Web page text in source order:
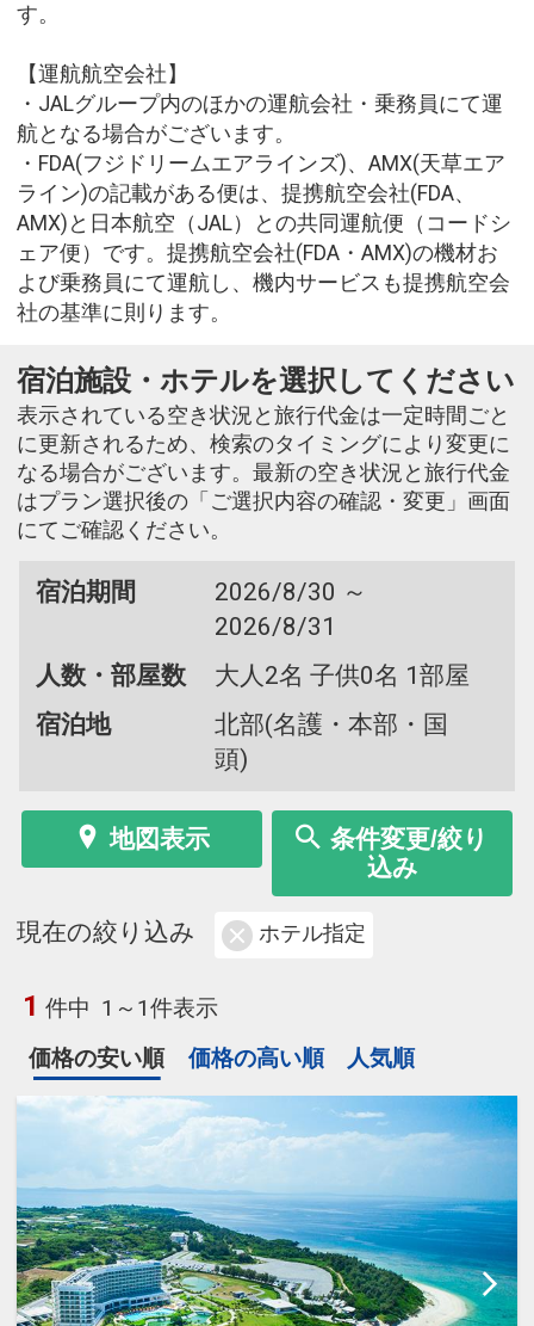
す。
【運航航空会社】
・JALグループ内のほかの運航会社・乗務員にて運
航となる場合がございます。
・FDA(フジドリームエアラインズ)、AMX(天草エア
ライン)の記載がある便は、提携航空会社(FDA、
AMX)と日本航空（JAL）との共同運航便（コードシ
ェア便）です。提携航空会社(FDA・AMX)の機材お
よび乗務員にて運航し、機内サービスも提携航空会
社の基準に則ります。
宿泊施設・ホテルを選択してください
表示されている空き状況と旅行代金は一定時間ごと
に更新されるため、検索のタイミングにより変更に
なる場合がございます。最新の空き状況と旅行代金
はプラン選択後の「ご選択内容の確認・変更」画面
にてご確認ください。
宿泊期間
2026/8/30 ～
2026/8/31
人数・部屋数
大人2名 子供0名 1部屋
宿泊地
北部(名護・本部・国
頭)
地図表示
条件変更/絞り
込み
現在の絞り込み ホテル指定
1 件中 1～1件表示
価格の安い順
価格の高い順 人気順